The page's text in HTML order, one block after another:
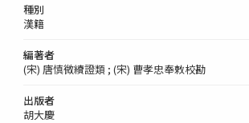
種別
漢籍
編著者
(宋) 唐慎微續證類 ; (宋) 曹孝忠奉敕校勘
出版者
胡大慶